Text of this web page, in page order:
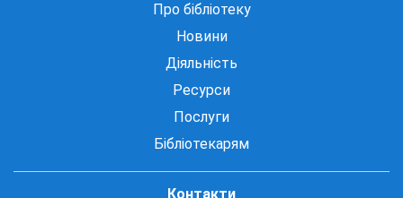
Про бібліотеку
Новини
Діяльність
Ресурси
Послуги
Бібліотекарям
Контакти